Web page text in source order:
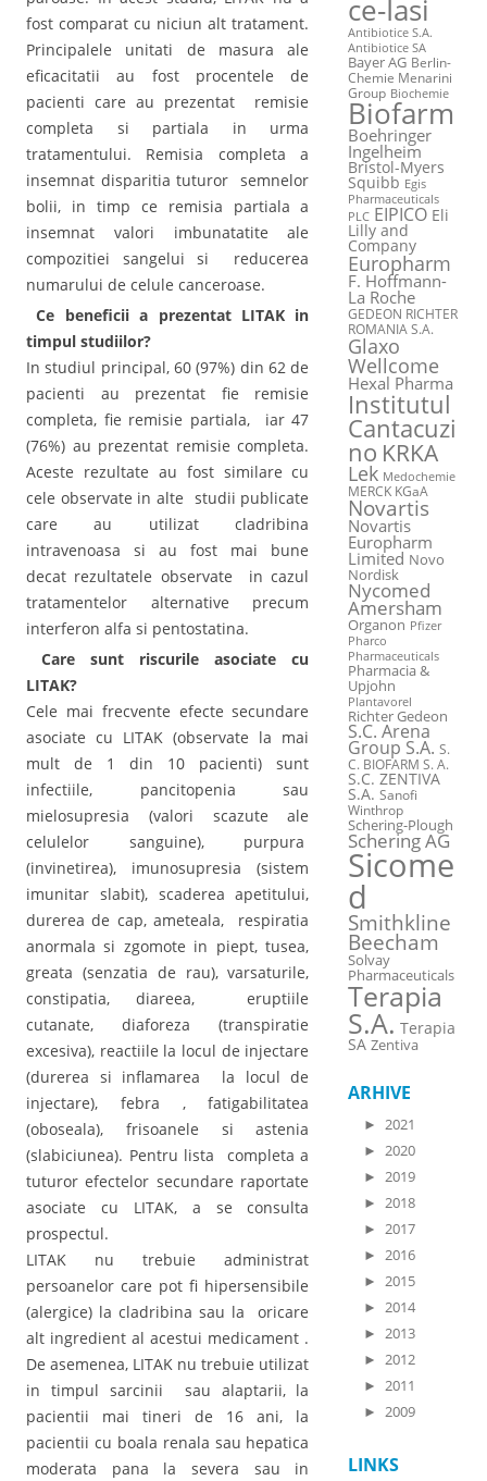
fost comparat cu niciun alt tratament.
Principalele unitati de masura ale
eficacitatii au fost procentele de
pacienti care au prezentat remisie
completa si partiala in urma
tratamentului. Remisia completa a
insemnat disparitia tuturor semnelor
bolii, in timp ce remisia partiala a
insemnat valori imbunatatite ale
compozitiei sangelui si reducerea
numarului de celule canceroase.
Ce beneficii a prezentat LITAK in
timpul studiilor?
In studiul principal, 60 (97%) din 62 de
pacienti au prezentat fie remisie
completa, fie remisie partiala, iar 47
(76%) au prezentat remisie completa.
Aceste rezultate au fost similare cu
cele observate in alte studii publicate
care au utilizat cladribina
intravenoasa si au fost mai bune
decat rezultatele observate in cazul
tratamentelor alternative precum
interferon alfa si pentostatina.
Care sunt riscurile asociate cu
LITAK?
Cele mai frecvente efecte secundare
asociate cu LITAK (observate la mai
mult de 1 din 10 pacienti) sunt
infectiile, pancitopenia sau
mielosupresia (valori scazute ale
celulelor sanguine), purpura
(invinetirea), imunosupresia (sistem
imunitar slabit), scaderea apetitului,
durerea de cap, ameteala, respiratia
anormala si zgomote in piept, tusea,
greata (senzatia de rau), varsaturile,
constipatia, diareea, eruptiile
cutanate, diaforeza (transpiratie
excesiva), reactiile la locul de injectare
(durerea si inflamarea la locul de
injectare), febra , fatigabilitatea
(oboseala), frisoanele si astenia
(slabiciunea). Pentru lista completa a
tuturor efectelor secundare raportate
asociate cu LITAK, a se consulta
prospectul.
LITAK nu trebuie administrat
persoanelor care pot fi hipersensibile
(alergice) la cladribina sau la oricare
alt ingredient al acestui medicament .
De asemenea, LITAK nu trebuie utilizat
in timpul sarcinii sau alaptarii, la
pacientii mai tineri de 16 ani, la
pacientii cu boala renala sau hepatica
moderata pana la severa sau in
ce-Iasi
Antibiotice S.A.
Antibiotice SA
Bayer AG Berlin-
Chemie Menarini
Group Biochemie
Biofarm
Boehringer
Ingelheim
Bristol-Myers
Squibb Egis
Pharmaceuticals
PLC EIPICO Eli
Lilly and
Company
Europharm
F. Hoffmann-
La Roche
GEDEON RICHTER
ROMANIA S.A.
Glaxo
Wellcome
Hexal Pharma
Institutul
Cantacuzi
no KRKA
Lek Medochemie
MERCK KGaA
Novartis
Novartis
Europharm
Limited Novo
Nordisk
Nycomed
Amersham
Organon Pfizer
Pharco
Pharmaceuticals
Pharmacia &
Upjohn
Plantavorel
Richter Gedeon
S.C. Arena
Group S.A. S.
C. BIOFARM S. A.
S.C. ZENTIVA
S.A. Sanofi
Winthrop
Schering-Plough
Schering AG
Sicome
d
Smithkline
Beecham
Solvay
Pharmaceuticals
Terapia
S.A. Terapia
SA Zentiva
ARHIVE
► 2021
► 2020
► 2019
► 2018
► 2017
► 2016
► 2015
► 2014
► 2013
► 2012
► 2011
► 2009
LINKS